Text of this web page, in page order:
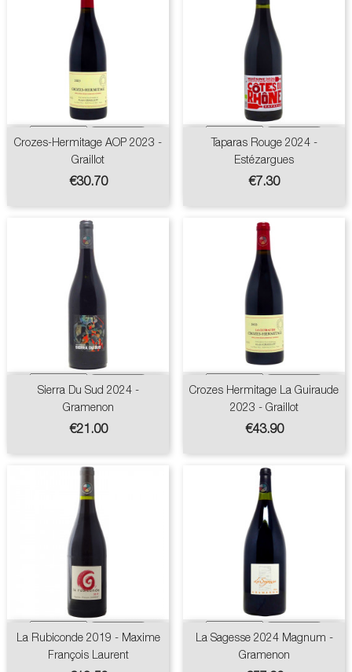
Crozes-Hermitage AOP 2023 -
Graillot
Price
€30.70
Taparas Rouge 2024 -
Estézargues
Price
€7.30
Sierra Du Sud 2024 -
Gramenon
Price
€21.00
Crozes Hermitage La Guiraude
2023 - Graillot
Price
€43.90
La Rubiconde 2019 - Maxime
François Laurent
La Sagesse 2024 Magnum -
Gramenon